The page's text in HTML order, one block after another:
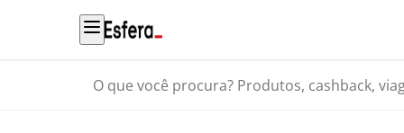
O que você procura? Produtos, cashback, viagens...